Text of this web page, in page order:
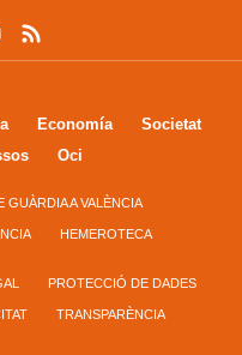
Economía
Societat
Oci
GUÀRDIA A VALÈNCIA
HEMEROTECA
PROTECCIÓ DE DADES
TRANSPARÈNCIA